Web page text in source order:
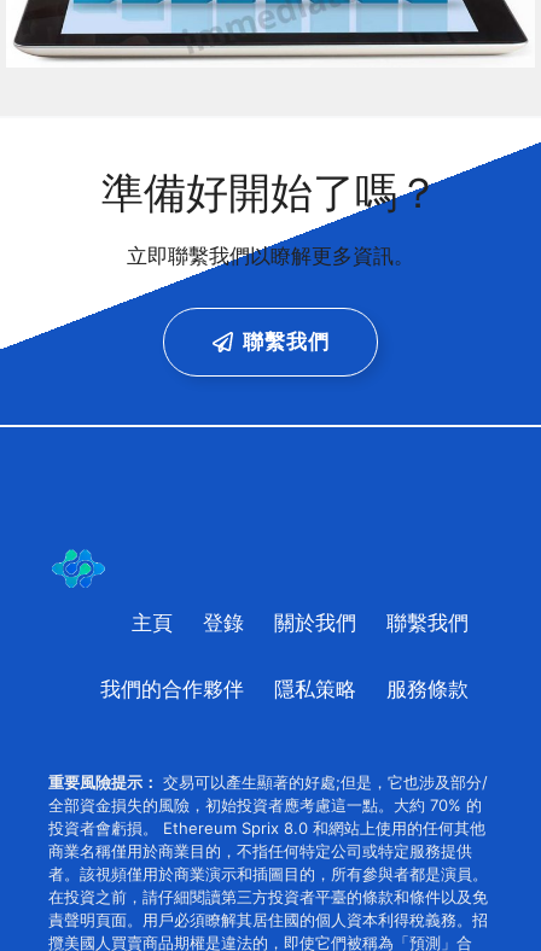
準備好開始了嗎？
立即聯繫我們以瞭解更多資訊。
聯繫我們
主頁 登錄 關於我們 聯繫我們
我們的合作夥伴 隱私策略 服務條款
重要風險提示： 交易可以產生顯著的好處;但是，它也涉及部分/
全部資金損失的風險，初始投資者應考慮這一點。大約 70% 的
投資者會虧損。 Ethereum Sprix 8.0 和網站上使用的任何其他
商業名稱僅用於商業目的，不指任何特定公司或特定服務提供
者。該視頻僅用於商業演示和插圖目的，所有參與者都是演員。
在投資之前，請仔細閱讀第三方投資者平臺的條款和條件以及免
責聲明頁面。用戶必須瞭解其居住國的個人資本利得稅義務。招
攬美國人買賣商品期權是違法的，即使它們被稱為「預測」合